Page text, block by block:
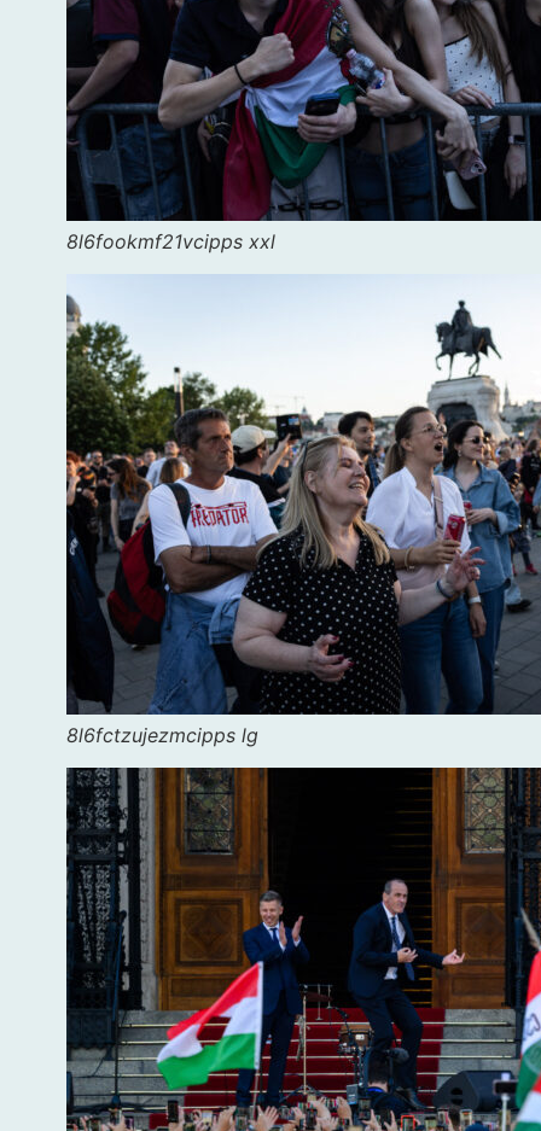
8l6fookmf21vcipps xxl
8l6fctzujezmcipps lg